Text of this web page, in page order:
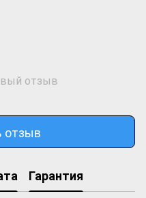
отзыв
отзыв
Гарантия